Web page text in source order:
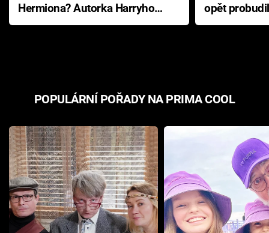
Hermiona? Autorka Harryho
Pottera přišla s ráznou
opět
přichází s
POPULÁRNÍ POŘADY NA PRIMA COOL